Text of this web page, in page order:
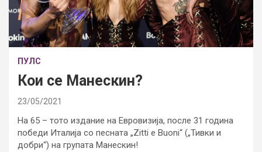
ПУЛС
Кои се Манескин?
23/05/2021
На 65 – тото издание на Евровизија, после 31 година
победи Италија со песната „Zitti e Buoni“ („Тивки и
добри“) на групата Манескин!